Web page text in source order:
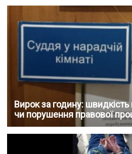
Вирок за годину:
чи порушення правової